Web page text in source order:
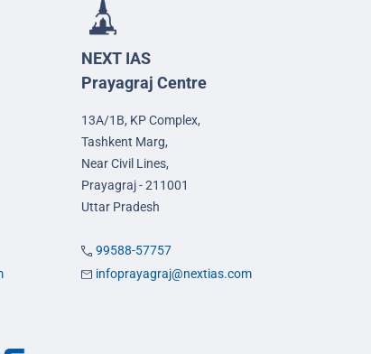
NEXT IAS
Prayagraj Centre
13A/1B, KP Complex,
Tashkent Marg,
Near Civil Lines,
Prayagraj - 211001
Uttar Pradesh
99588-57757
infoprayagraj@nextias.com